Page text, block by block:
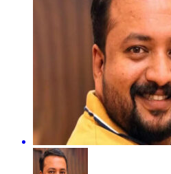
3 days ago
തദ്ദേശ തെരഞ്ഞെടുപ്പില്‍
നിര്‍ണയത്തില്‍
ആര്‍എസ്എസ്